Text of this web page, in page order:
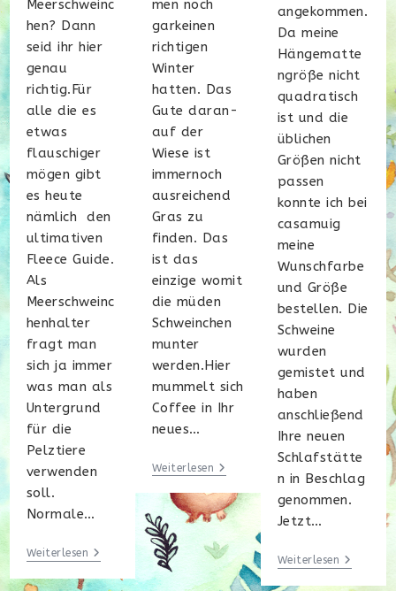
Meerschweinc
hen? Dann
seid ihr hier
genau
richtig.Für
alle die es
etwas
flauschiger
mögen gibt
es heute
nämlich den
ultimativen
Fleece Guide.
Als
Meerschweinc
henhalter
fragt man
sich ja immer
was man als
Untergrund
für die
Pelztiere
verwenden
soll.
Normale…
Weiterlesen Enjoy
The
Plushy
men noch
garkeinen
richtigen
Winter
hatten. Das
Gute daran-
auf der
Wiese ist
immernoch
ausreichend
Gras zu
finden. Das
ist das
einzige womit
die müden
Schweinchen
munter
werden.Hier
mummelt sich
Coffee in Ihr
neues…
Weiterlesen Sweet
angekommen.
Da meine
Hängematte
ngröße nicht
quadratisch
ist und die
üblichen
Größen nicht
passen
konnte ich bei
casamuig
meine
Wunschfarbe
und Größe
bestellen. Die
Schweine
wurden
gemistet und
haben
anschließend
Ihre neuen
Schlafstätte
n in Beschlag
genommen.
Jetzt…
Weiterlesen Sweet
Dreams!